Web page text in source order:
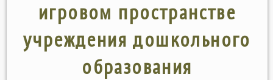
игровом пространстве
учреждения дошкольного
образования